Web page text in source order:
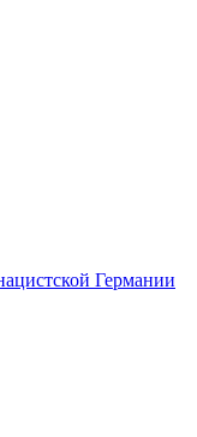
Германии